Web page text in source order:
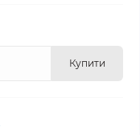
Купити